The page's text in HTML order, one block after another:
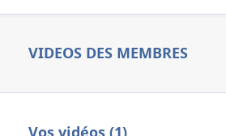
VIDEOS DES MEMBRES